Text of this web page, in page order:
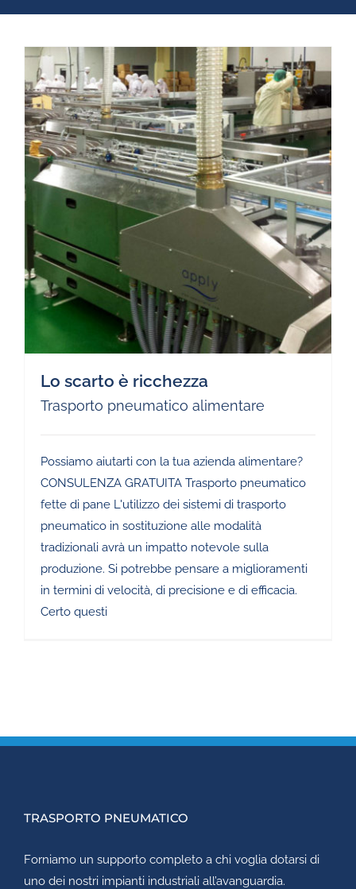
Lo scarto è ricchezza
Trasporto pneumatico alimentare
Possiamo aiutarti con la tua azienda alimentare?
CONSULENZA GRATUITA Trasporto pneumatico
fette di pane L'utilizzo dei sistemi di trasporto
pneumatico in sostituzione alle modalità
tradizionali avrà un impatto notevole sulla
produzione. Si potrebbe pensare a miglioramenti
in termini di velocità, di precisione e di efficacia.
Certo questi
TRASPORTO PNEUMATICO
Forniamo un supporto completo a chi voglia dotarsi di
uno dei nostri impianti industriali all’avanguardia.